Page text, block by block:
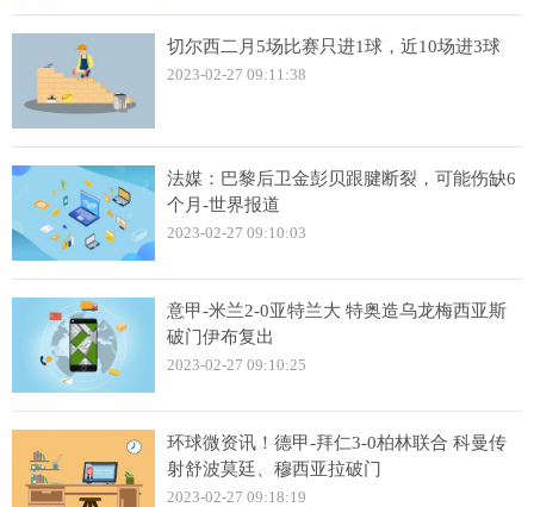
切尔西二月5场比赛只进1球，近10场进3球
2023-02-27 09:11:38
法媒：巴黎后卫金彭贝跟腱断裂，可能伤缺6
个月-世界报道
2023-02-27 09:10:03
意甲-米兰2-0亚特兰大 特奥造乌龙梅西亚斯
破门伊布复出
2023-02-27 09:10:25
环球微资讯！德甲-拜仁3-0柏林联合 科曼传
射舒波莫廷、穆西亚拉破门
2023-02-27 09:18:19